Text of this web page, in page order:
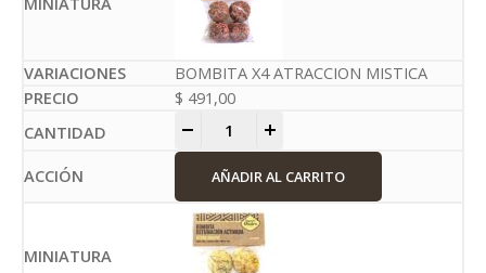
BOMBITA X4 ATRACCION MISTICA
$ 491,00
AÑADIR AL CARRITO